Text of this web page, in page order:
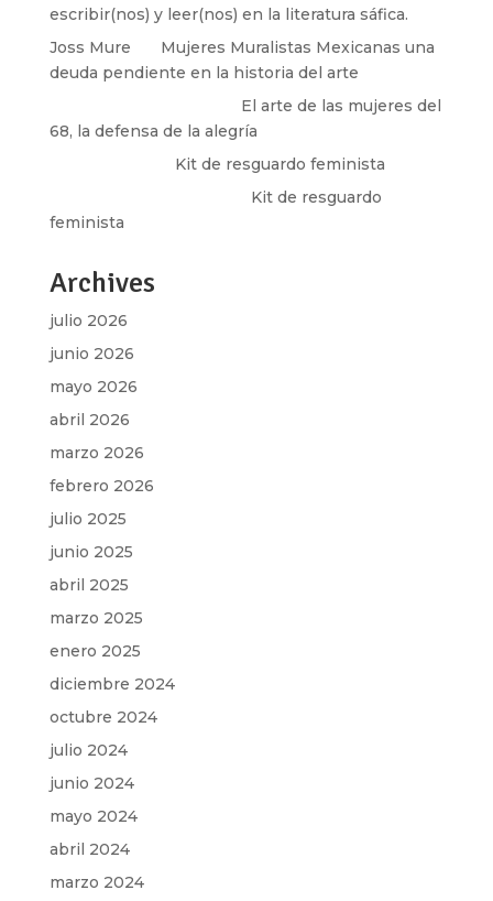
escribir(nos) y leer(nos) en la literatura sáfica.
Joss Mure
Mujeres Muralistas Mexicanas una
deuda pendiente en la historia del arte
El arte de las mujeres del
68, la defensa de la alegría
Kit de resguardo feminista
Kit de resguardo
feminista
Archives
julio 2026
junio 2026
mayo 2026
abril 2026
marzo 2026
febrero 2026
julio 2025
junio 2025
abril 2025
marzo 2025
enero 2025
diciembre 2024
octubre 2024
julio 2024
junio 2024
mayo 2024
abril 2024
marzo 2024